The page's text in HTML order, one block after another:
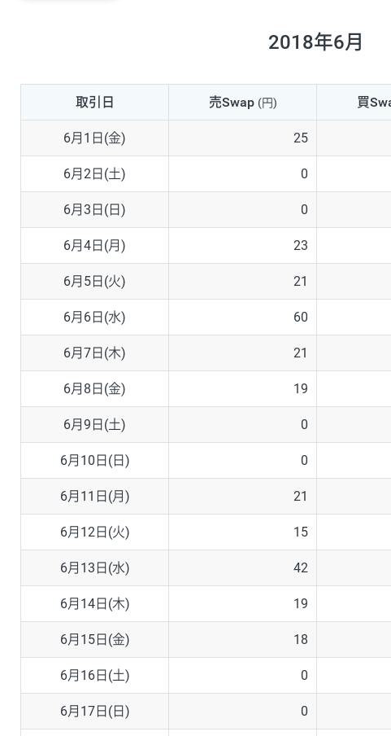
AUD/USD
NZD/USD 41円
EUR/GBP 71円
EUR/AUD 103円
GBP/AUD 43円
AUD/NZD 66円
EUR/CHF 111円
GBP/CHF 220円
USD/CHF 160円
※2026/6/30の当社のスワップポイントおよび、同日の為替レートに
※取引証拠金は同日の当社為替レート（ニューヨーククローズ・MIDレ
※ハンガリーフォリント/円と南アフリカランド/円とメキシコペソ/
2018年6月
取引日 売Swap (円) 買
6月1日(金) 25
6月2日(土) 0
6月3日(日) 0
6月4日(月) 23
6月5日(火) 21
6月6日(水) 60
6月7日(木) 21
6月8日(金) 19
6月9日(土) 0
6月10日(日) 0
6月11日(月) 21
6月12日(火) 15
6月13日(水) 42
6月14日(木) 19
6月15日(金) 18
6月16日(土) 0
6月17日(日) 0